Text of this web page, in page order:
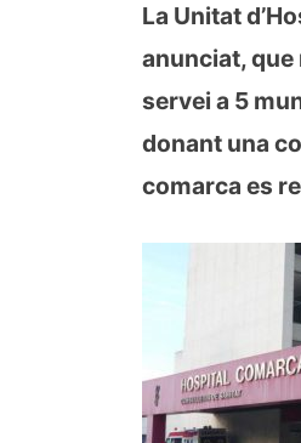
La Unitat
anunciat, que
servei a 5
donant una
comarca es